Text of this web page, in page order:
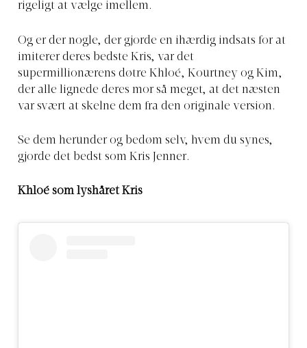
rigeligt at vælge imellem.
Og er der nogle, der gjorde en ihærdig indsats for at
imiterer deres bedste Kris, var det
supermillionærens døtre Khloé, Kourtney og Kim,
der alle lignede deres mor så meget, at det næsten
var svært at skelne dem fra den originale version.
Se dem herunder og bedøm selv, hvem du synes,
gjorde det bedst som Kris Jenner.
Khloé som lyshåret Kris